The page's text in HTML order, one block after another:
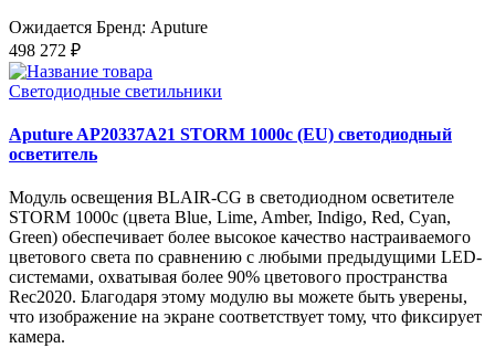
Ожидается Бренд: Aputure
498 272 ₽
Светодиодные светильники
Aputure AP20337A21 STORM 1000c (EU) светодиодный
осветитель
Модуль освещения BLAIR-CG в светодиодном осветителе
STORM 1000c (цвета Blue, Lime, Amber, Indigo, Red, Cyan,
Green) обеспечивает более высокое качество настраиваемого
цветового света по сравнению с любыми предыдущими LED-
системами, охватывая более 90% цветового пространства
Rec2020. Благодаря этому модулю вы можете быть уверены,
что изображение на экране соответствует тому, что фиксирует
камера.